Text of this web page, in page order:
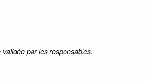
par les responsables.